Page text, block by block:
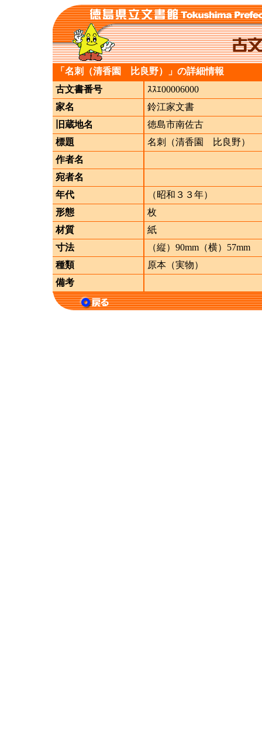
「名刺（清香園 比良野）」の詳細情報
古文書番号
ｽｽｴ00006000
家名
鈴江家文書
旧蔵地名
徳島市南佐古
標題
名刺（清香園 比良野）
作者名
宛者名
年代
（昭和３３年）
形態
枚
材質
紙
寸法
（縦）90mm（横）57mm
種類
原本（実物）
備考